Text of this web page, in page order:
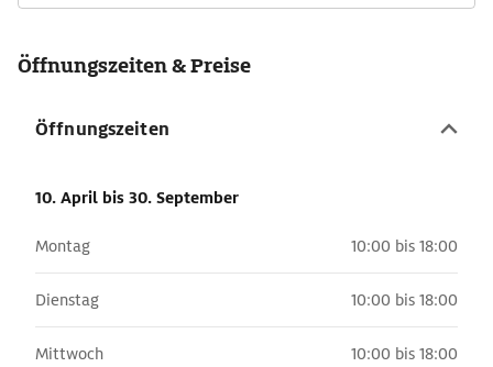
Öffnungszeiten & Preise
Öffnungszeiten
10. April bis 30. September
Montag 10:00 bis 18:00
Dienstag 10:00 bis 18:00
Mittwoch 10:00 bis 18:00